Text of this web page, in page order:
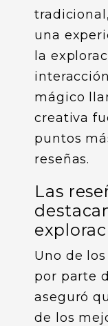
una
la
mágico
creativa
puntos
reseñas.
Las
Uno de
por parte
aseguró
de los